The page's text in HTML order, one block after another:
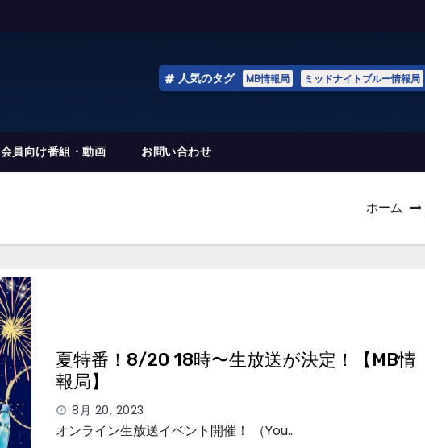
人気のタグ MB情報局 ミッドナイトブルー情報局
会員向け番組・動画 お問い合わせ
ホーム
夏特番！8/20 18時〜生放送が決定！【MB情
報局】
8月 20, 2023
オンライン生放送イベント開催！ （You…